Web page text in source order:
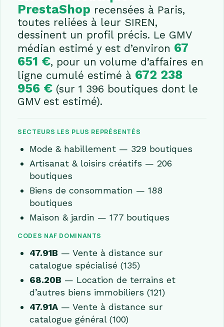
PrestaShop recensées à Paris,
toutes reliées à leur SIREN,
dessinent un profil précis. Le GMV
médian estimé y est d’environ 67
651 €, pour un volume d’affaires en
ligne cumulé estimé à 672 238
956 € (sur 1 396 boutiques dont le
GMV est estimé).
SECTEURS LES PLUS REPRÉSENTÉS
Mode & habillement — 329 boutiques
Artisanat & loisirs créatifs — 206
boutiques
Biens de consommation — 188
boutiques
Maison & jardin — 177 boutiques
CODES NAF DOMINANTS
47.91B — Vente à distance sur
catalogue spécialisé (135)
68.20B — Location de terrains et
d’autres biens immobiliers (121)
47.91A — Vente à distance sur
catalogue général (100)